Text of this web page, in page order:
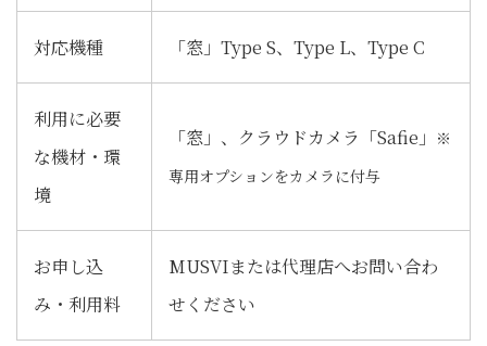
対応機種 「窓」Type S、Type L、Type C
利用に必要
な機材・環
境
「窓」、クラウドカメラ「Safie」 ※
専用オプションをカメラに付与
お申し込
み・利用料
MUSVIまたは代理店へお問い合わ
せください